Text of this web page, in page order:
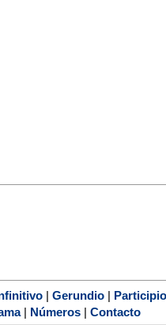
| Gerundio | Participio
| Números | Contacto